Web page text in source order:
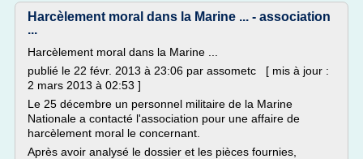
Harcèlement moral dans la Marine ... - association
...
Harcèlement moral dans la Marine ...
publié le 22 févr. 2013 à 23:06 par assometc [ mis à jour :
2 mars 2013 à 02:53 ]
Le 25 décembre un personnel militaire de la Marine
Nationale a contacté l'association pour une affaire de
harcèlement moral le concernant.
Après avoir analysé le dossier et les pièces fournies,